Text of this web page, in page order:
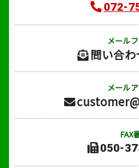
072-
メール
問い合
メール
FAX
050-